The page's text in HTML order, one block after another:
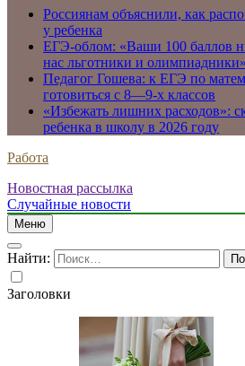
Россиянам объяснили, как
у ребенка
ЕГЭ-облом: «Ваши 100 баллов
нас льготники и олимпиадники»
Педагог Гошева: к ЕГЭ по
готовиться с 8—9-х классов
«Избежать лишних расходов»:
ребенка в школу в 2026 году
Работа
Новостная рассылка
Случайные новости
Меню
Найти:
Заголовки